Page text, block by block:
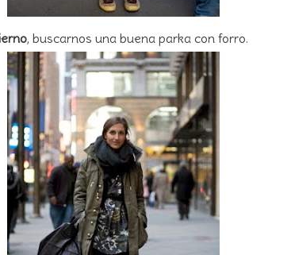
, buscarnos una buena parka con forro.